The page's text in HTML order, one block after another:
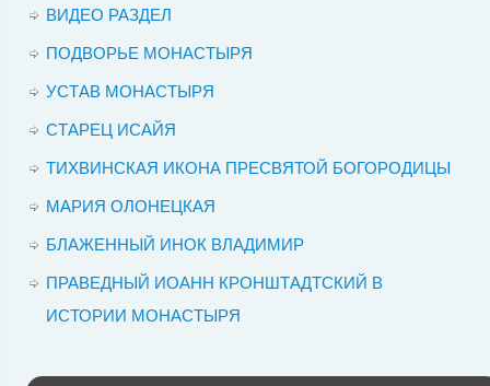
ВИДЕО РАЗДЕЛ
ПОДВОРЬЕ МОНАСТЫРЯ
УСТАВ МОНАСТЫРЯ
СТАРЕЦ ИСАЙЯ
ТИХВИНСКАЯ ИКОНА ПРЕСВЯТОЙ БОГОРОДИЦЫ
МАРИЯ ОЛОНЕЦКАЯ
БЛАЖЕННЫЙ ИНОК ВЛАДИМИР
ПРАВЕДНЫЙ ИОАНН КРОНШТАДТСКИЙ В
ИСТОРИИ МОНАСТЫРЯ